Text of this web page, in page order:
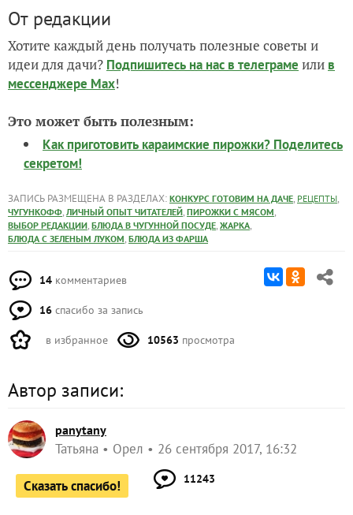
От редакции
Хотите каждый день получать полезные советы и
идеи для дачи? Подпишитесь на нас в телеграме или в
мессенджере Max!
Это может быть полезным:
Как приготовить караимские пирожки? Поделитесь
секретом!
ЗАПИСЬ РАЗМЕЩЕНА В РАЗДЕЛАХ: КОНКУРС ГОТОВИМ НА ДАЧЕ, РЕЦЕПТЫ,
ЧУГУНКОФФ, ЛИЧНЫЙ ОПЫТ ЧИТАТЕЛЕЙ, ПИРОЖКИ С МЯСОМ,
ВЫБОР РЕДАКЦИИ, БЛЮДА В ЧУГУННОЙ ПОСУДЕ, ЖАРКА,
БЛЮДА С ЗЕЛЕНЫМ ЛУКОМ, БЛЮДА ИЗ ФАРША
14 комментариев
16 спасибо за запись
в избранное 10563 просмотра
Автор записи:
panytany
Татьяна Орел 26 сентября 2017, 16:32
Сказать спасибо! 11243